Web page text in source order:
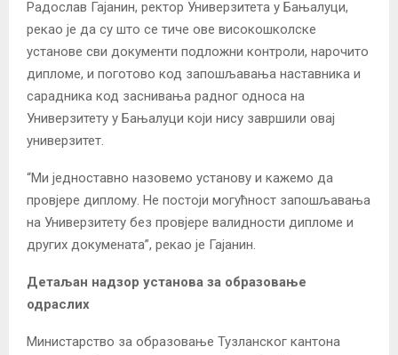
Радослав Гајанин, ректор Универзитета у Бањалуци,
рекао је да су што се тиче ове високошколске
установе сви документи подложни контроли, нарочито
дипломе, и поготово код запошљавања наставника и
сарадника код заснивања радног односа на
Универзитету у Бањалуци који нису завршили овај
универзитет.
“Ми једноставно назовемо установу и кажемо да
провјере диплому. Не постоји могућност запошљавања
на Универзитету без провјере валидности дипломе и
других докумената”, рекао је Гајанин.
Детаљан надзор установа за образовање
одраслих
Министарство за образовање Тузланског кантона